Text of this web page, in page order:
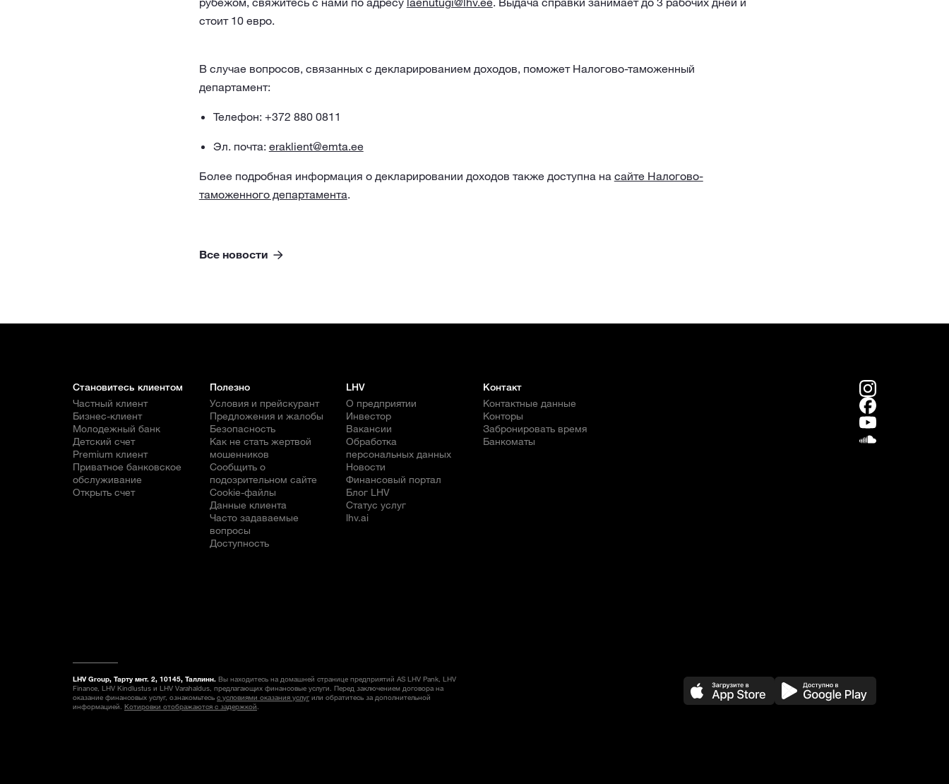
стоит 10 евро.
В случае вопросов, связанных с декларированием доходов, поможет Налогово-таможенный
департамент:
Телефон: +372 880 0811
Эл. почта: eraklient@emta.ee
Более подробная информация о декларировании доходов также доступна на сайте Налогово-
таможенного департамента.
Все новости
Становитесь клиентом
Частный клиент
Бизнес-клиент
Молодежный банк
Детский счет
Premium клиент
Приватное банковское
обслуживание
Открыть счет
Полезно
Условия и прейскурант
Предложения и жалобы
Безопасность
Как не стать жертвой
мошенников
Сообщить о
подозрительном сайте
Cookie-файлы
Данные клиента
Часто задаваемые
вопросы
Доступность
LHV
О предприятии
Инвестор
Вакансии
Обработка
персональных данных
Новости
Финансовый портал
Блог LHV
Статус услуг
lhv.ai
Контакт
Контактные данные
Конторы
Забронировать время
Банкоматы
LHV Group, Тарту мнт. 2, 10145, Таллинн. Вы находитесь на домашней странице предприятий AS LHV Pank, LHV
Finance, LHV Kindlustus и LHV Varahaldus, предлагающих финансовые услуги. Перед заключением договора на
оказание финансовых услуг, ознакомьтесь с условиями оказания услуг или обратитесь за дополнительной
информацией. Котировки отображаются с задержкой.